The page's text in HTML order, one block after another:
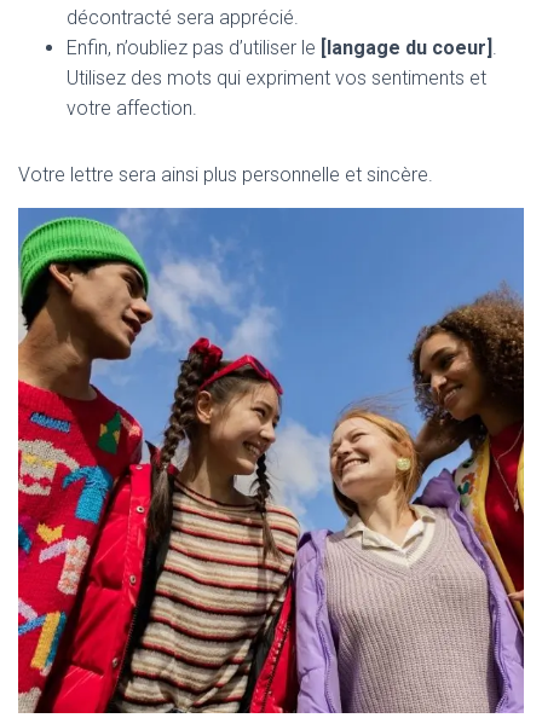
décontracté sera apprécié.
Enfin, n’oubliez pas d’utiliser le [langage du coeur] .
Utilisez des mots qui expriment vos sentiments et
votre affection.
Votre lettre sera ainsi plus personnelle et sincère.